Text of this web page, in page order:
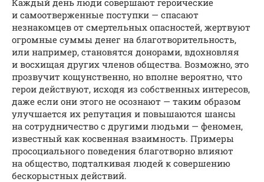
и самоотверженные поступки — спасают
незнакомцев от смертельных опасностей, жертвуют
огромные суммы денег на благотворительность,
или например, становятся донорами, вдохновляя
и восхищая других членов общества. Возможно, это
прозвучит кощунственно, но вполне вероятно, что
герои действуют, исходя из собственных интересов,
даже если они этого не осознают — таким образом
улучшается их репутация и повышаются шансы
на сотрудничество с другими людьми — феномен,
известный как косвенная взаимность. Примеры
просоциального поведения благотворно влияют
на общество, подталкивая людей к совершению
бескорыстных действий.